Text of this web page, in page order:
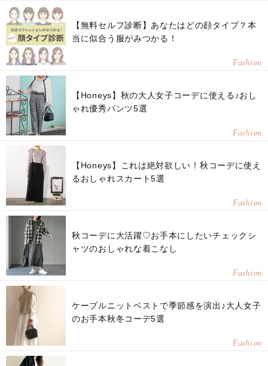
【無料セルフ診断】あなたはどの顔タイプ？本
当に似合う服がみつかる！
Fashion
【Honeys】秋の大人女子コーデに使える♪おし
ゃれ優秀パンツ5選
Fashion
【Honeys】これは絶対欲しい！秋コーデに使え
るおしゃれスカート5選
Fashion
秋コーデに大活躍♡お手本にしたいチェックシ
ャツのおしゃれな着こなし
Fashion
ケーブルニットベストで季節感を演出♪大人女子
のお手本秋冬コーデ5選
Fashion